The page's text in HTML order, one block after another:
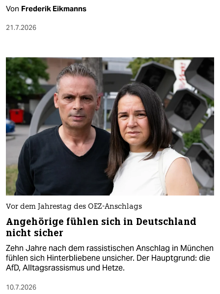
Von Frederik Eikmanns
21.7.2026
Vor dem Jahrestag des OEZ-Anschlags
Angehörige fühlen sich in Deutschland
nicht sicher
Zehn Jahre nach dem rassistischen Anschlag in München
fühlen sich Hinterbliebene unsicher. Der Hauptgrund: die
AfD, Alltagsrassismus und Hetze.
10.7.2026